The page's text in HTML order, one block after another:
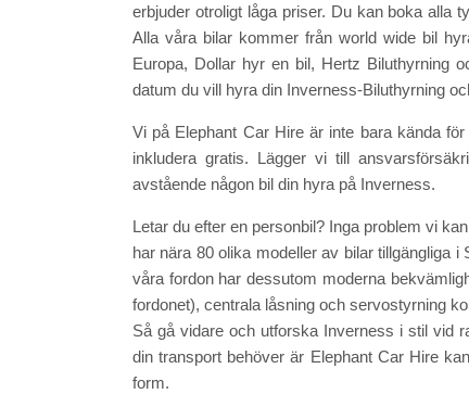
erbjuder otroligt låga priser. Du kan boka alla
Alla våra bilar kommer från world wide bil
Europa, Dollar hyr en bil, Hertz Biluthyrning
datum du vill hyra din Inverness-Biluthyrning
Vi på Elephant Car Hire är inte bara kända
inkludera gratis. Lägger vi till
avstående någon bil din hyra på Inverness.
Letar du efter en personbil? Inga problem vi
har nära 80 olika modeller av bilar tillgängliga
våra fordon har dessutom moderna
fordonet), centrala låsning och servostyrning
Så gå vidare och utforska Inverness i stil vid
din transport behöver är Elephant Car Hire
form.